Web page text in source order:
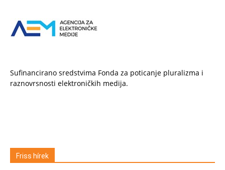
Sufinancirano sredstvima Fonda za poticanje pluralizma i
raznovrsnosti elektroničkih medija.
Friss hírek